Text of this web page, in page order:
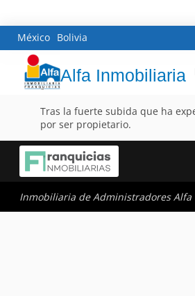
México Bolivia
Alfa Inmobiliaria
Tras la fuerte subida que ha
por ser propietario.
Inmobiliaria de Administradores Alfa